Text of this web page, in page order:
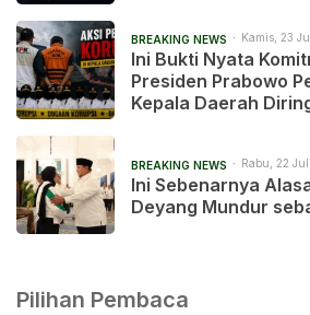
BREAKING NEWS Kamis, 23
Ini Bukti Nyata
Presiden Prabowo
Kepala Daerah
BREAKING NEWS Rabu, 22
Ini Sebenarnya
Deyang Mundur
Pilihan Pembaca